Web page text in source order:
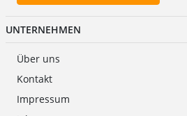
UNTERNEHMEN
Über uns
Kontakt
Impressum